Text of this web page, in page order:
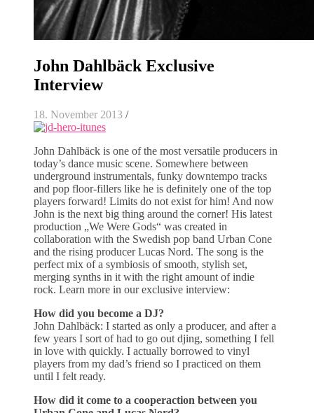
John Dahlbäck Exclusive
Interview
18. November 2013 /
John Dahlbäck is one of the most versatile producers in
today’s dance music scene. Somewhere between
underground instrumentals, funky downtempo tracks
and pop floor-fillers like he is definitely one of the top
players forward! Limits do not exist for him! And now
John is the next big thing around the corner! His latest
production „We Were Gods“ was created in
collaboration with the Swedish pop band Urban Cone
and the rising producer Lucas Nord. The song is the
perfect mix of a symbiosis of smooth, stylish set,
merging synths in it with the right amount of indie
rock. Learn more in our exclusive interview:
How did you become a DJ?
John Dahlbäck: I started as only a producer, and after a
few years I sort of had to go out djing, something I fell
in love with quickly. I actually borrowed to vinyl
players from my dad’s friend so I practiced on them
until I felt ready.
How did it come to a cooperaction between you